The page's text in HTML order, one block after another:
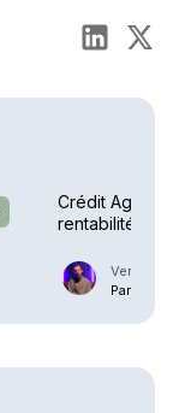
Crédit
rentabilité en
Vendredi
Par